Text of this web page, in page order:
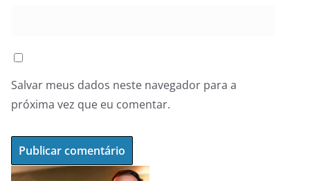
Salvar meus dados neste navegador para a
próxima vez que eu comentar.